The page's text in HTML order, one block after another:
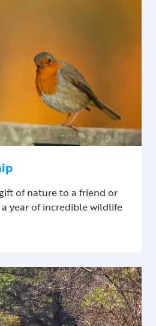
of nature to a friend or
year of incredible wildlife